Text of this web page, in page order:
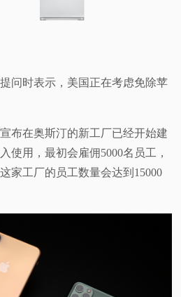
问时表示，美国正在考虑免除苹
布在奥斯汀的新工厂已经开始建
使用，最初会雇佣5000名员工，
家工厂的员工数量会达到15000